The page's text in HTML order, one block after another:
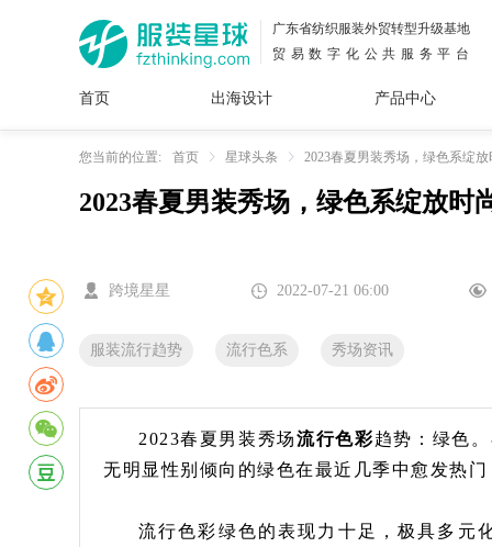
广东省纺织服装外贸转型升级基地
贸易数字化公共服务平台
首页 出海设计
面料
花型
插画
图案
服装
设计
产品中心
女装
内衣
男装
运动
服
童装
牛仔
服装
您当前的位置: 首页 星球头条 2023春夏男装秀场，绿色系绽
2023春夏男装秀场，绿色系绽放时
跨境星星 2022-07-21 06:00
服装流行趋势 流行色系 秀场资讯
2023春夏男装秀场流行色彩趋势：绿色
无明显性别倾向的绿色在最近几季中愈发热
流行色彩绿色的表现力十足，极具多元